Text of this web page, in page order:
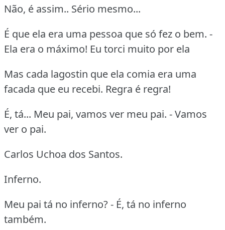
Não, é assim.. Sério mesmo...
É que ela era uma pessoa que só fez o bem. -
Ela era o máximo! Eu torci muito por ela
Mas cada lagostin que ela comia era uma
facada que eu recebi. Regra é regra!
É, tá... Meu pai, vamos ver meu pai. - Vamos
ver o pai.
Carlos Uchoa dos Santos.
Inferno.
Meu pai tá no inferno? - É, tá no inferno
também.